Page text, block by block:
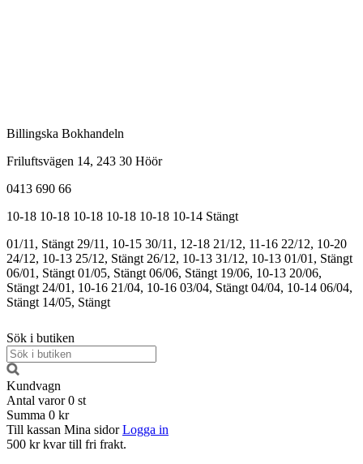
Billingska Bokhandeln
Friluftsvägen 14, 243 30 Höör
0413 690 66
10-18 10-18 10-18 10-18 10-18 10-14 Stängt
01/11, Stängt 29/11, 10-15 30/11, 12-18 21/12, 11-16 22/12, 10-20
24/12, 10-13 25/12, Stängt 26/12, 10-13 31/12, 10-13 01/01, Stängt
06/01, Stängt 01/05, Stängt 06/06, Stängt 19/06, 10-13 20/06,
Stängt 24/01, 10-16 21/04, 10-16 03/04, Stängt 04/04, 10-14 06/04,
Stängt 14/05, Stängt
Sök i butiken
Kundvagn
Antal varor 0 st
Summa 0 kr
Till kassan Mina sidor Logga in
500 kr kvar till fri frakt.